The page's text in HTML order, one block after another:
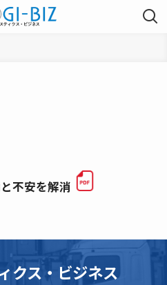
不安を解消
クス・ビジネス